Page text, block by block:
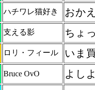
ハチワレ猫好き おか
支える影 ちょ
ロリ・フィール いま
Bruce OvO よし